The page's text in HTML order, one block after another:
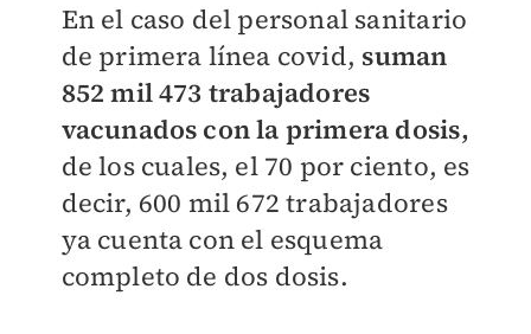
En el caso del personal sanitario
de primera línea covid, suman
852 mil 473 trabajadores
vacunados con la primera dosis,
de los cuales, el 70 por ciento, es
decir, 600 mil 672 trabajadores
ya cuenta con el esquema
completo de dos dosis.